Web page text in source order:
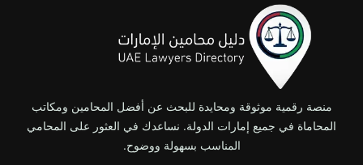
منصة رقمية موثوقة ومحايدة للبحث عن أفضل المحامين ومكاتب
المحاماة في جميع إمارات الدولة. نساعدك في العثور على المحامي
المناسب بسهولة ووضوح.